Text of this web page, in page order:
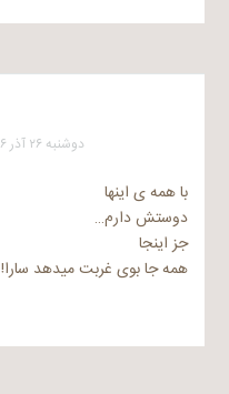
دوشنبه ۲۶ آذر ۱۳۸۶ در ۱۲:۳۸ بعد از ظهر
با همه ی اینها
دوستش دارم…
جز اینجا
همه جا بوی غربت میدهد سارا!